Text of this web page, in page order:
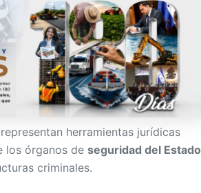
herramientas jurídicas
los órganos de seguridad del Estado
criminales.